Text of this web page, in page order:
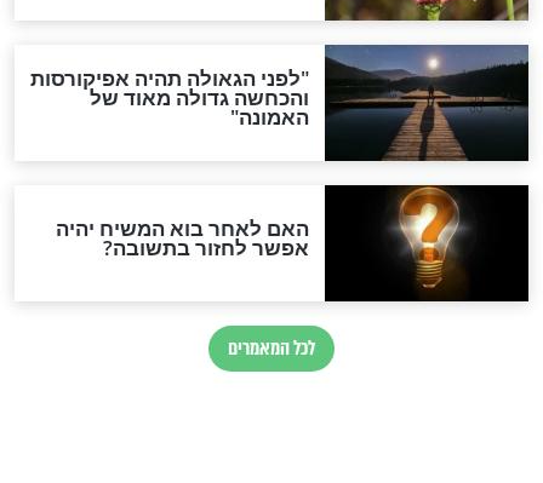
הותר לפרסום: לוחמי מילואים
נהרגו בדרום לבנון
ואיראן: בלי שקיפות ועם הרבה
סימני שאלה